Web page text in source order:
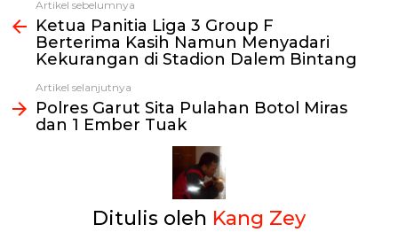
Lihat
selengkapnya
Artikel sebelumnya
Ketua Panitia Liga 3 Group F
Berterima Kasih Namun Menyadari
Kekurangan di Stadion Dalem Bintang
Artikel selanjutnya
Polres Garut Sita Pulahan Botol Miras
dan 1 Ember Tuak
Ditulis oleh Kang Zey